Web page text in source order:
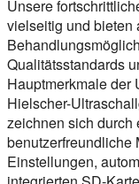
Unsere
vielseitig und bieten
Qualitätsstandards
Hauptmerkmale der
Hielscher-
zeichnen sich durch
benutzerfreundliche
Einstellungen,